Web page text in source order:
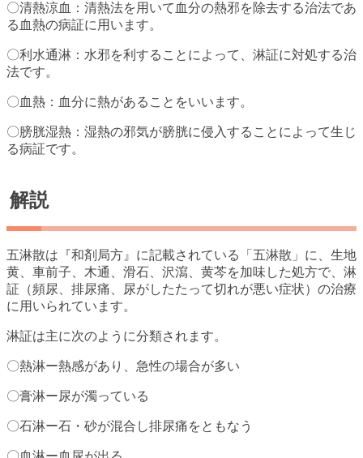
〇清熱涼血：清熱法を用いて血分の熱邪を除去する治法であ
る血熱の病証に用います。
〇利水通淋：水邪を利することによって、淋証に対処する治
法です。
〇血熱：血分に熱があることをいいます。
〇膀胱湿熱：湿熱の邪気が膀胱に侵入することによって生じ
る病証です。
解説
五淋散は『和剤局方』に記載されている「五淋散」に、生地
黄、車前子、木通、滑石、沢瀉、黄芩を加味した処方で、淋
証（頻尿、排尿痛、尿がしたたって切れが悪い症状）の治療
に用いられています。
淋証は主に次のように分類されます。
〇熱淋ー熱感があり、急性の場合が多い
〇膏淋ー尿が濁っている
〇石淋ー石・砂が混合し排尿痛をともなう